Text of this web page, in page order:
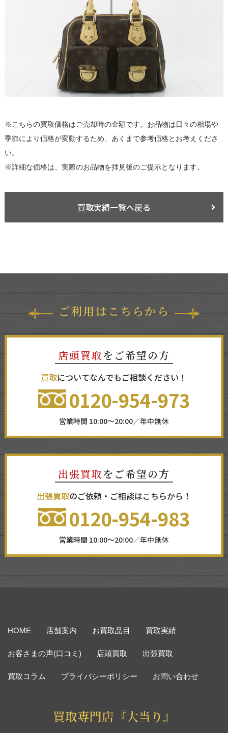
※こちらの買取価格はご売却時の金額です。お品物は日々の相場や
季節により価格が変動するため、あくまで参考価格とお考えくださ
い。
※詳細な価格は、実際のお品物を拝見後のご提示となります。
買取実績一覧へ戻る
ご利用はこちらから
店頭買取 をご希望の方
買取についてなんでもご相談ください！
0120-954-973
営業時間 10:00～20:00／年中無休
出張買取 をご希望の方
出張買取のご依頼・ご相談はこちらから！
0120-954-983
営業時間 10:00～20:00／年中無休
HOME 店舗案内 お買取品目 買取実績
お客さまの声(口コミ) 店頭買取 出張買取
買取コラム プライバシーポリシー お問い合わせ
買取専門店『大当り』